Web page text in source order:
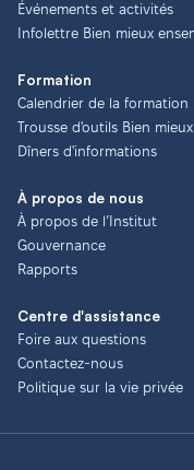
Événements et activités
Infolettre Bien mieux
Formation
Calendrier de la formation
Trousse d'outils Bien
Dîners d'informations
À propos de nous
À propos de l’Institut
Gouvernance
Rapports
Centre d'assistance
Foire aux questions
Contactez-nous
Politique sur la vie privée